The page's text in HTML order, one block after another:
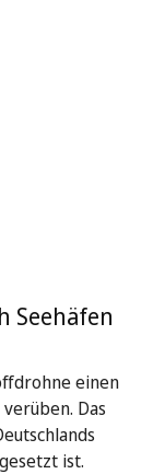
Seehäfen
einen
Das
ist.